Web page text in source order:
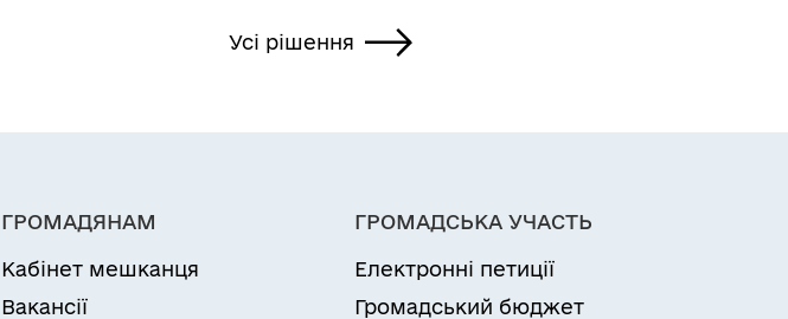
Усі рішення
ГРОМАДЯНАМ
Кабінет мешканця
Вакансії
ГРОМАДСЬКА УЧАСТЬ
Електронні петиції
Громадський бюджет